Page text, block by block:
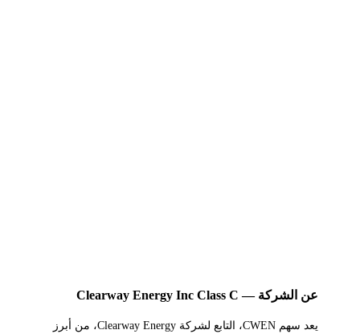
عن الشركة — Clearway Energy Inc Class C
يعد سهم CWEN، التابع لشركة Clearway Energy، من أبرز